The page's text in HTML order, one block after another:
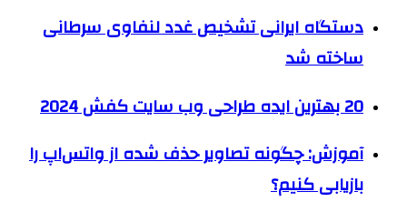
دستگاه ایرانی تشخیص غدد لنفاوی سرطانی
ساخته شد
20 بهترین ایده طراحی وب سایت کفش 2024
آموزش: چگونه تصاویر حذف شده از واتس‌اپ را
بازیابی کنیم؟